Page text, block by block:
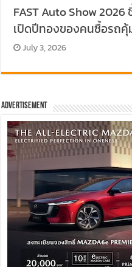
FAST Auto Show
เปิดปีทองของคนซื้อรถคุ้
July 3, 2026
Advertisement